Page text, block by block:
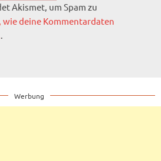
Akismet, um Spam zu
wie deine Kommentardaten
Werbung